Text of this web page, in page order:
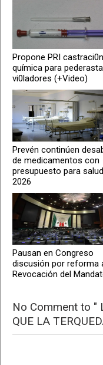
Propone PRI castraci0n
química para
vi0ladores (+Video)
Prevén continúen
de medicamentos con
presupuesto para
2026
Pausan en Congreso
discusión por reforma
Revocación del
No Comment to "
QUE LA